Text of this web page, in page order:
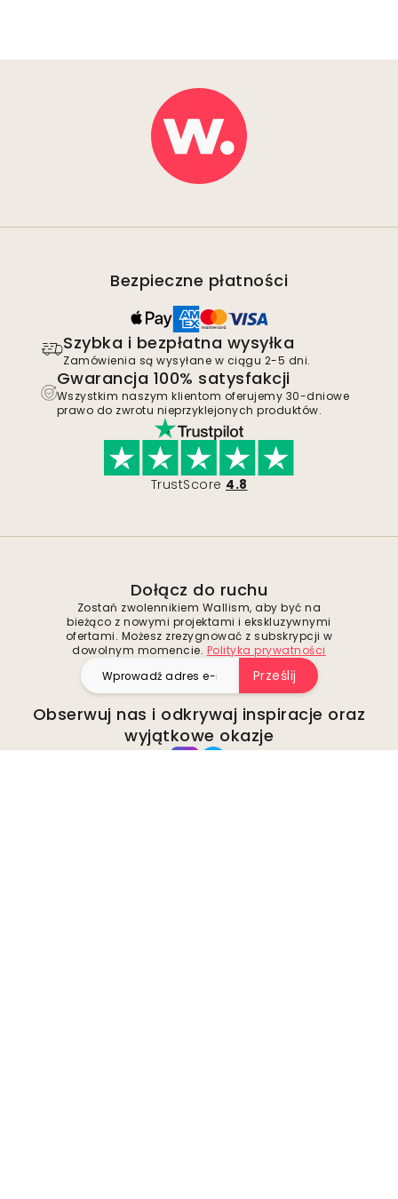
Bezpieczne płatności
Szybka i bezpłatna wysyłka
Zamówienia są wysyłane w ciągu 2-5 dni.
Gwarancja 100% satysfakcji
Wszystkim naszym klientom oferujemy 30-dniowe
prawo do zwrotu nieprzyklejonych produktów.
TrustScore 4.8
Dołącz do ruchu
Zostań zwolennikiem Wallism, aby być na
bieżąco z nowymi projektami i ekskluzywnymi
ofertami. Możesz zrezygnować z subskrypcji w
dowolnym momencie. Polityka prywatności
Prześlij
Obserwuj nas i odkrywaj inspiracje oraz
wyjątkowe okazje